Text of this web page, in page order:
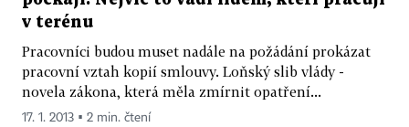
v terénu
Pracovníci budou muset nadále na požádání prokázat
pracovní vztah kopií smlouvy. Loňský slib vlády -
novela zákona, která měla zmírnit opatření...
17. 1. 2013 ▪ 2 min. čtení